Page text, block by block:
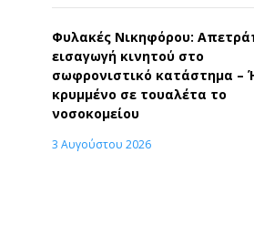
Φυλακές Νικηφόρου:
εισαγωγή κινητού στο
σωφρονιστικό κατάστημα –
κρυμμένο σε τουαλέτα το
νοσοκομείου
3 Αυγούστου 2026